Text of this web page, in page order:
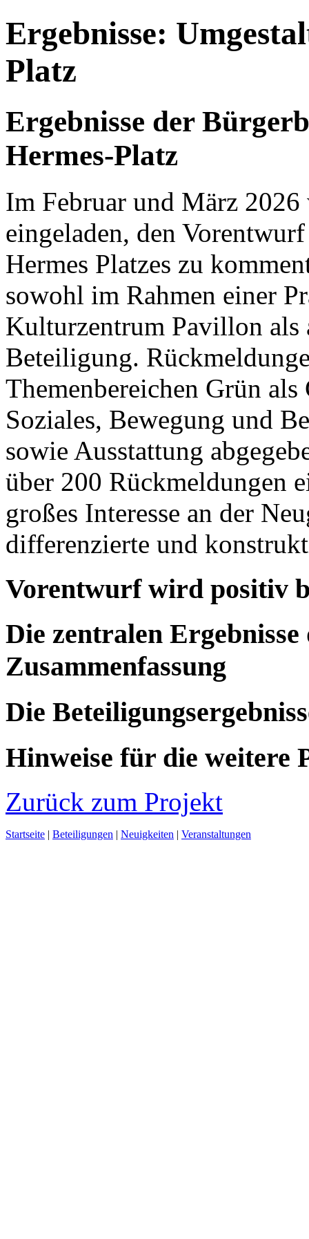
Ergebnisse:
Platz
Ergebnisse der
Hermes-Platz
Im Februar und März
eingeladen, den
Hermes Platzes zu
sowohl im Rahmen einer
Kulturzentrum Pavillon als
Beteiligung.
Themenbereichen Grün
Soziales, Bewegung und
sowie Ausstattung
über 200 Rückmeldungen
großes Interesse an der
differenzierte und
Vorentwurf wird positiv
Die zentralen
Zusammenfassung
Die
Hinweise für die weitere
Zurück zum Projekt
Startseite | Beteiligungen | Neuigkeiten | Veranstaltungen